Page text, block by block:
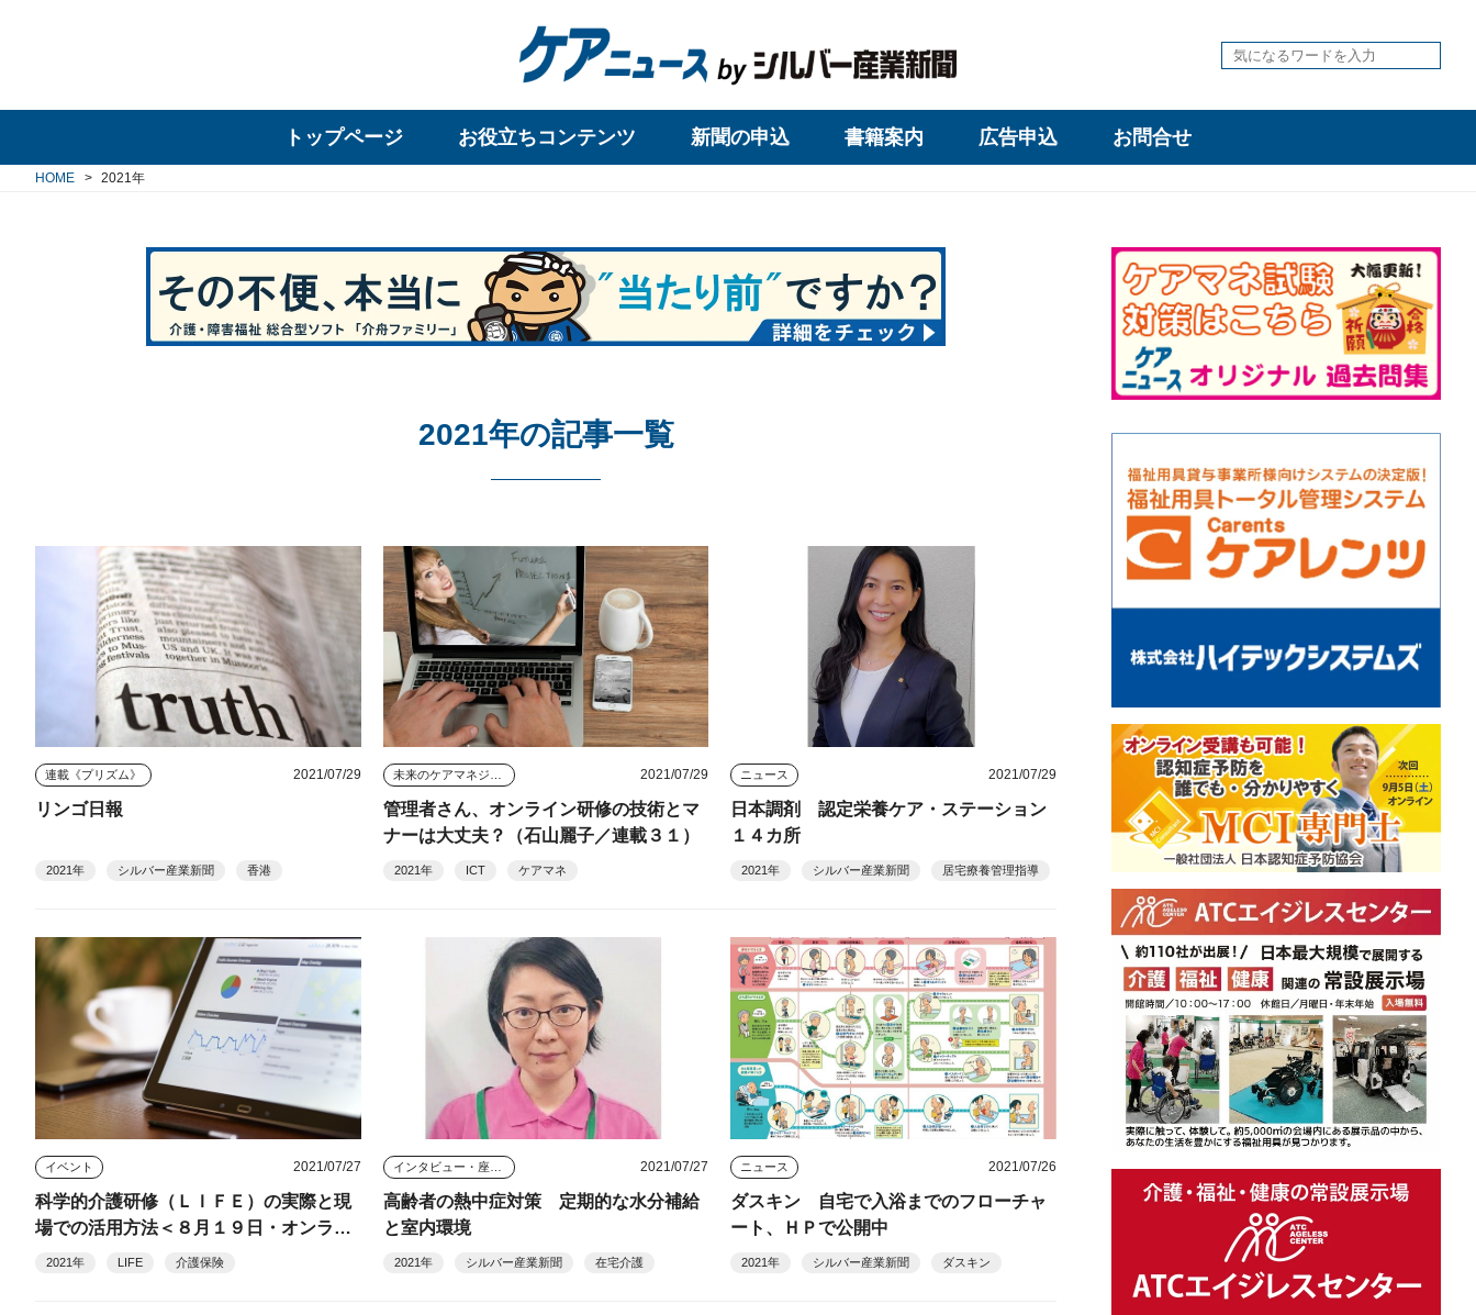
トップページ お役立ちコンテンツ 新聞の申込 書籍案内 広告申込 お問合せ
HOME 2021年
2021年の記事一覧
連載《プリズム》 2021/07/29
リンゴ日報
2021年 シルバー産業新聞 香港
2021/07/29
管理者さん、オンライン研修の技術とマ
ナーは大丈夫？（石山麗子／連載３１）
2021年 ICT ケアマネ
ニュース 2021/07/29
日本調剤 認定栄養ケア・ステーション
１４カ所
2021年 シルバー産業新聞 居宅療養管理指導
イベント 2021/07/27
科学的介護研修（ＬＩＦＥ）の実際と現
場での活用方法＜８月１９日・オンライ
ン＞
2021年 LIFE 介護保険
インタビュー・座談会 2021/07/27
高齢者の熱中症対策 定期的な水分補給
と室内環境
2021年 シルバー産業新聞 在宅介護
ニュース 2021/07/26
ダスキン 自宅で入浴までのフローチャ
ート、ＨＰで公開中
2021年 シルバー産業新聞 ダスキン